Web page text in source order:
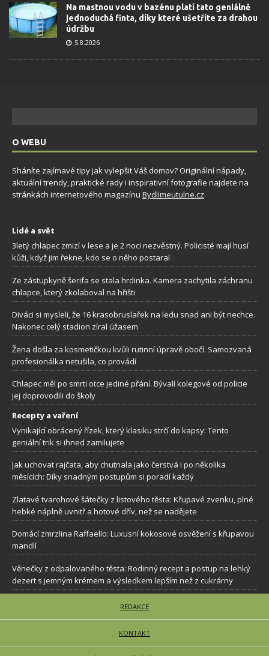
Na mastnou vodu v bazénu platí tato geniálně
jednoduchá finta, díky které ušetříte za drahou
údržbu
5.8.2026
O WEBU
Sháníte zajímavé tipy jak vylepšit Váš domov? Originální nápady,
aktuální trendy, praktické rady i inspirativní fotografie najdete na
stránkách internetového magazínu Bydlimeutulne.cz.
Lidé a svět
3letý chlapec zmizí v lese a je 2 noci nezvěstný. Policisté mají husí
kůži, když jim řekne, kdo se o něho postaral
Ze zástupkyně šerifa se stala hrdinka. Kamera zachytila záchranu
chlapce, který zkolaboval na hřišti
Diváci si mysleli, že 16 krasobruslařek na ledu snad ani být nechce.
Nakonec celý stadion zíral úžasem
Žena došla za kosmetičkou kvůli rutinní úpravě obočí. Samozvaná
profesionálka netušila, co provádí
Chlapec měl po smrti otce jediné přání. Bývalí kolegové od policie
jej doprovodili do školy
Recepty a vaření
Vynikající obrácený řízek, který klasiku strčí do kapsy: Tento
geniální trik si ihned zamilujete
Jak uchovat rajčata, aby chutnala jako čerstvá i po několika
měsících: Díky snadným postupům si poradí každý
Zlatavé tvarohové šátečky z listového těsta: Křupavé zvenku, plné
hebké náplně uvnitř a hotové dřív, než se nadějete
Domácí zmrzlina Raffaello: Luxusní kokosové osvěžení s křupavou
mandlí
Věnečky z odpalovaného těsta: Rodinný recept a postup na lehký
dezert s jemným krémem a výsledkem lepším než z cukrárny
REDAKCE
KONTAKT